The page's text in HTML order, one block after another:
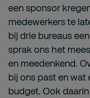
een sponsor
medewerkers te
bij drie bureaus
sprak ons het
en meedenkend.
bij ons past en wat
budget. Ook